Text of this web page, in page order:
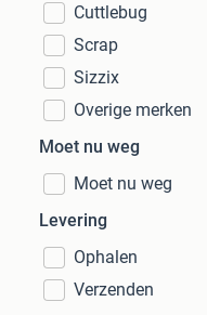
Cuttlebug
Scrap
Sizzix
Overige merken
Moet nu weg
Moet nu weg
Levering
Ophalen
Verzenden